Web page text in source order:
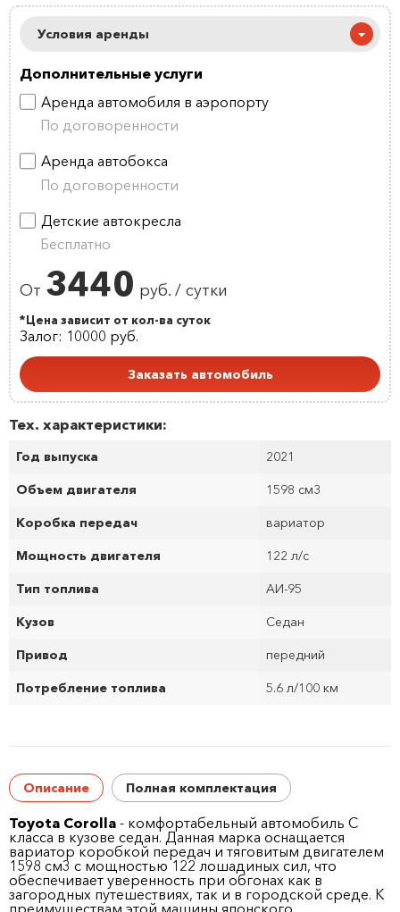
Условия аренды
Дополнительные услуги
Аренда автомобиля в аэропорту
По договоренности
Аренда автобокса
По договоренности
Детские автокресла
Бесплатно
От 3440 руб. / сутки
*Цена зависит от кол-ва суток
Залог: 10000 руб.
Заказать автомобиль
Тех. характеристики:
Год выпуска 2021
Объем двигателя 1598 см3
Коробка передач вариатор
Мощность двигателя 122 л/с
Тип топлива АИ-95
Кузов Седан
Привод передний
Потребление топлива 5.6 л/100 км
Описание Полная комплектация
Toyota Corolla - комфортабельный автомобиль C
класса в кузове седан. Данная марка оснащается
вариатор коробкой передач и тяговитым двигателем
1598 см3 с мощностью 122 лошадиных сил, что
обеспечивает уверенность при обгонах как в
загородных путешествиях, так и в городской среде. К